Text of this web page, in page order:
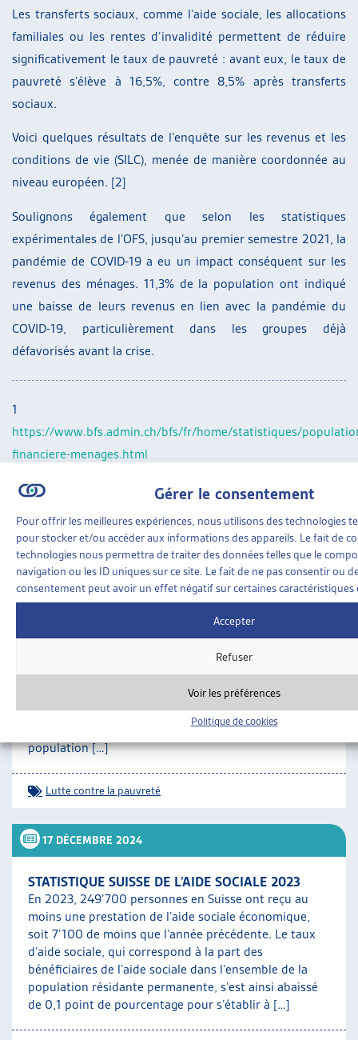
Gérer le consentement
Pour offrir les meilleures expériences, nous utilisons des technologies
pour stocker et/ou accéder aux informations des appareils. Le fait de
technologies nous permettra de traiter des données telles que le
navigation ou les ID uniques sur ce site. Le fait de ne pas consentir ou
consentement peut avoir un effet négatif sur certaines
Accepter
Refuser
Voir les préférences
Politique de cookies
Les transferts sociaux, comme l’aide sociale, les allocations
familiales ou les rentes d’invalidité permettent de réduire
significativement le taux de pauvreté : avant eux, le taux de
pauvreté s’élève à 16,5%, contre 8,5% après transferts
sociaux.
Voici quelques résultats de l’enquête sur les revenus et les
conditions de vie (SILC), menée de manière coordonnée au
niveau européen. [2]
Soulignons également que selon les statistiques
expérimentales de l’OFS, jusqu’au premier semestre 2021, la
pandémie de COVID-19 a eu un impact conséquent sur les
revenus des ménages. 11,3% de la population ont indiqué
une baisse de leurs revenus en lien avec la pandémie du
COVID-19, particulièrement dans les groupes déjà
défavorisés avant la crise.
1
https://www.bfs.admin.ch/bfs/fr/home/statistiques/
financiere-menages.html
2https://www.bfs.admin.ch/bfs/fr/home.gnpdetail.2022-
SUR LE MÊME THÈME…
20 JANVIER 2025
UN NOUVEAU PLAN FÉDÉRAL POUR LUTTER
CONTRE LA PAUVRETÉ EN SUISSE
Le 20 décembre 2024, le Conseil fédéral a adopté un
plan pour développer et renforcer sa politique
nationale de lutte contre la pauvreté, en concertation
avec les cantons, les communes et les acteurs de la
société civile[1]. Ce nouveau cadre vise à réduire la
pauvreté en Suisse qui touchait, en 2022, 8,2% de la
population […]
Lutte contre la pauvreté
17 DÉCEMBRE 2024
STATISTIQUE SUISSE DE L’AIDE SOCIALE 2023
En 2023, 249’700 personnes en Suisse ont reçu au
moins une prestation de l’aide sociale économique,
soit 7’100 de moins que l’année précédente. Le taux
d’aide sociale, qui correspond à la part des
bénéficiaires de l’aide sociale dans l’ensemble de la
population résidante permanente, s’est ainsi abaissé
de 0,1 point de pourcentage pour s’établir à […]